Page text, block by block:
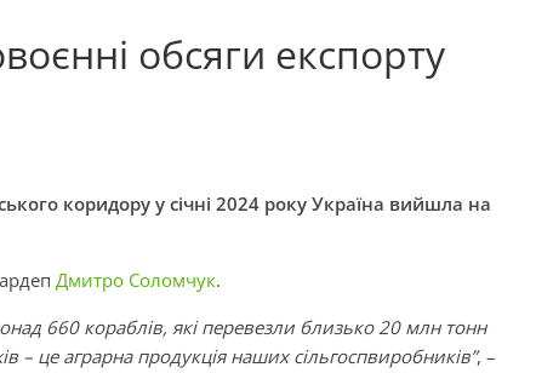
обсяги експорту
коридору у січні 2024 року Україна вийшла на
Дмитро Соломчук.
660 кораблів, які перевезли близько 20 млн тонн
– це аграрна продукція наших сільгоспвиробників”, –